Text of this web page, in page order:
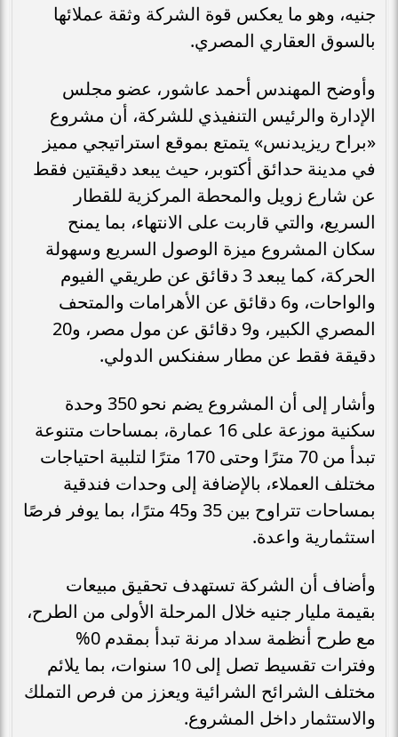
جنيه، وهو ما يعكس قوة الشركة وثقة عملائها
بالسوق العقاري المصري.
وأوضح المهندس أحمد عاشور، عضو مجلس
الإدارة والرئيس التنفيذي للشركة، أن مشروع
«براح ريزيدنس» يتمتع بموقع استراتيجي مميز
في مدينة حدائق أكتوبر، حيث يبعد دقيقتين فقط
عن شارع زويل والمحطة المركزية للقطار
السريع، والتي قاربت على الانتهاء، بما يمنح
سكان المشروع ميزة الوصول السريع وسهولة
الحركة، كما يبعد 3 دقائق عن طريقي الفيوم
والواحات، و6 دقائق عن الأهرامات والمتحف
المصري الكبير، و9 دقائق عن مول مصر، و20
دقيقة فقط عن مطار سفنكس الدولي.
وأشار إلى أن المشروع يضم نحو 350 وحدة
سكنية موزعة على 16 عمارة، بمساحات متنوعة
تبدأ من 70 مترًا وحتى 170 مترًا لتلبية احتياجات
مختلف العملاء، بالإضافة إلى وحدات فندقية
بمساحات تتراوح بين 35 و45 مترًا، بما يوفر فرصًا
استثمارية واعدة.
وأضاف أن الشركة تستهدف تحقيق مبيعات
بقيمة مليار جنيه خلال المرحلة الأولى من الطرح،
مع طرح أنظمة سداد مرنة تبدأ بمقدم 0%
وفترات تقسيط تصل إلى 10 سنوات، بما يلائم
مختلف الشرائح الشرائية ويعزز من فرص التملك
والاستثمار داخل المشروع.